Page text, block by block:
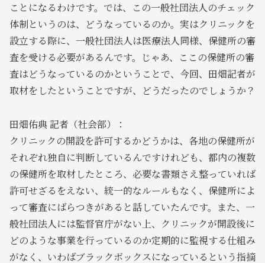
ことになるわけです。では、この一般社団法人のチェック
体制というのは、どうなっているのか。実はクリニックを
設立する際に、一般社団法人は医療法人同様、保健所の審
査を受ける必要があるんです。じゃあ、ここの保健所の審
査はどうなっているのかということで、今回、田畑記者が
取材をしたということですが、どうだったのでしょうか？
田畑佑典 記者（社会部）：
クリニックの開設を許可するかどうかは、各地の保健所が
それぞれ独自に判断しているんですけれども、都内の複数
の保健所を取材したところ、必要な書類さえ整っていれば
許可せざるをえない、統一的なルールもなく、保健所によ
って審査にばらつきがあると話していたんです。また、一
般社団法人には監督官庁がない上、クリニックが開設後に
どのような事業を行っているのか定期的に監視する仕組み
がなく、いわばブラックボックスになっているという指摘